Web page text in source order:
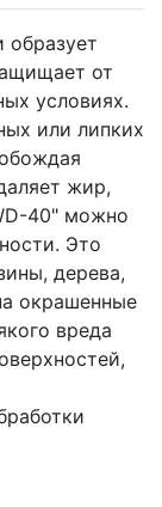
образует
от
условиях.
или липких
жир,
40" можно
Это
дерева,
окрашенные
вреда